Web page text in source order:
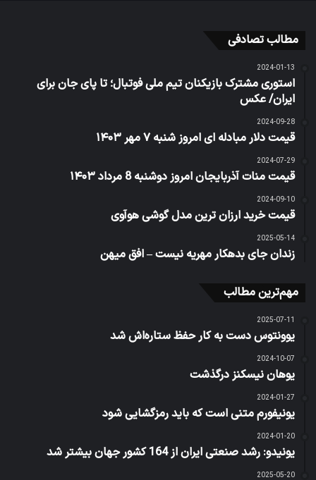
مطالب تصادفی
2024-01-13
استوری مشترک بازیکنان تیم ملی فوتبال؛ تا پای جان برای
ایران/ عکس
2024-09-28
قیمت دلار مبادله ای امروز شنبه ۷ مهر ۱۴۰۳
2024-07-29
قیمت منات آذربایجان امروز دوشنبه 8 مرداد ۱۴۰۳
2024-09-10
قیمت خرید ارزان ترین مدل گوشی هوآوی
2025-05-14
زندان جای بدهکار مهریه نیست – افق میهن
مهم‌ترین مطالب
2025-07-11
یوونتوس دست به کار حفظ ستاره‌اش شد
2024-10-07
یوهان نیسکنز درگذشت
2024-01-27
یونیفورم متنی است که باید رمزگشایی شود
2024-01-20
یونیدو: رشد صنعتی ایران از 164 کشور جهان بیشتر شد
2025-05-20